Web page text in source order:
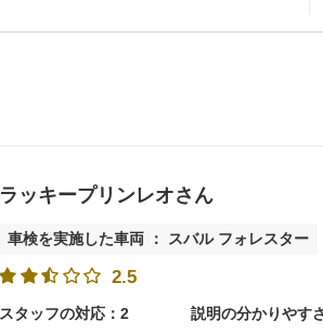
ラッキープリンレオさん
車検を実施した車両 ： スバル フォレスター
2.5
スタッフの対応：2 説明の分かりやす